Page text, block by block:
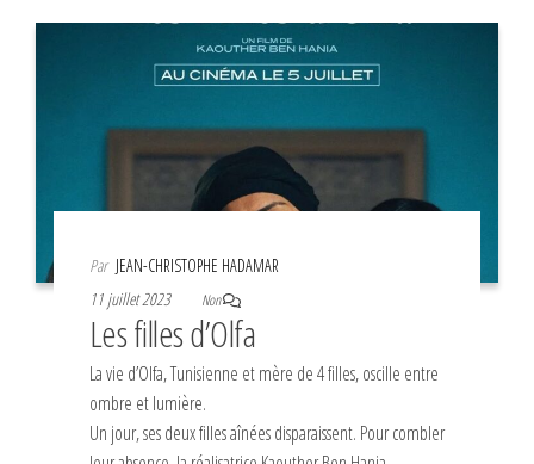
Par JEAN-CHRISTOPHE HADAMAR
11 juillet 2023
Non
Les filles d’Olfa
La vie d’Olfa, Tunisienne et mère de 4 filles, oscille entre
ombre et lumière.
Un jour, ses deux filles aînées disparaissent. Pour combler